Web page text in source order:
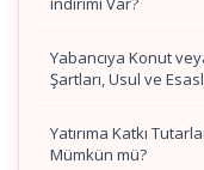
Yabancıya Konut
Şartları, Usul ve
Yatırıma Katkı
Mümkün mü?